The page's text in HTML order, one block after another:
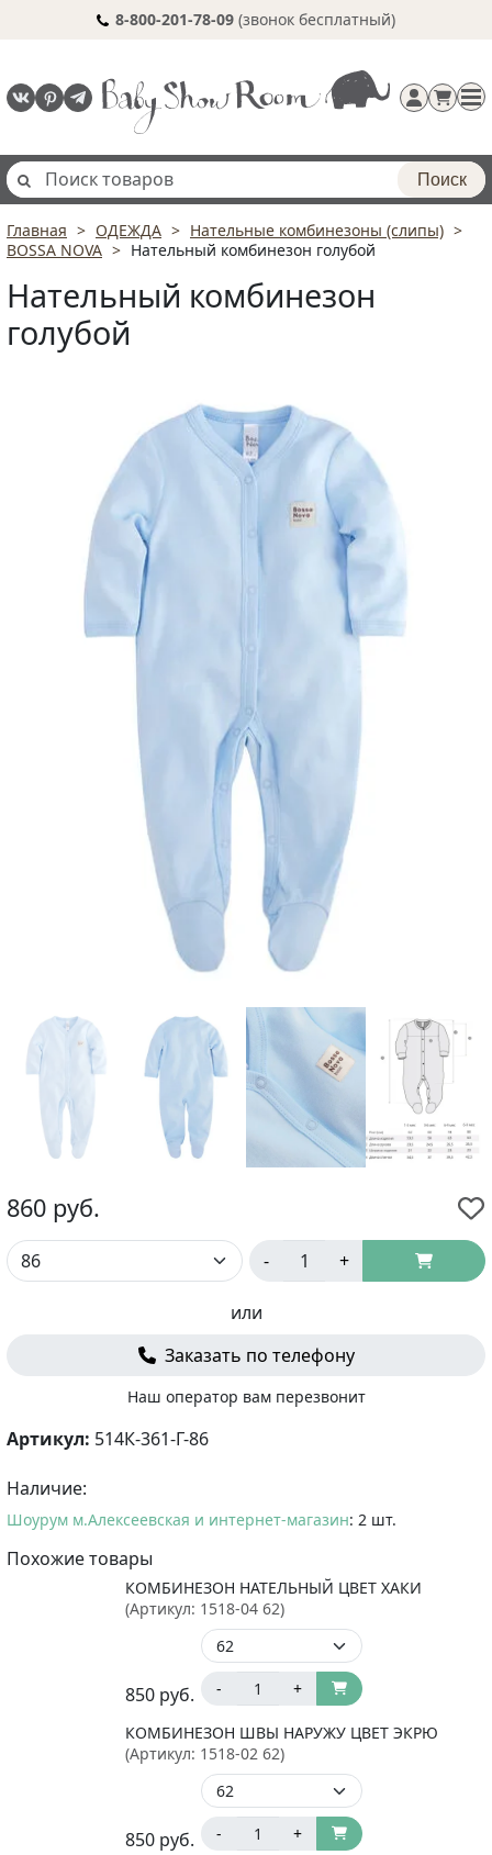
8-800-201-78-09 (звонок бесплатный)
Регистрация
Поиск
Главная ОДЕЖДА
Нательные комбинезоны (слипы)
BOSSA NOVA
Нательный комбинезон голубой
Нательный комбинезон
голубой
860 руб.
- +
или
Заказать по телефону
Наш оператор вам перезвонит
Артикул: 514К-361-Г-86
Наличие:
Шоурум м.Алексеевская и интернет-магазин: 2 шт.
Похожие товары
КОМБИНЕЗОН НАТЕЛЬНЫЙ ЦВЕТ ХАКИ
(Артикул: 1518-04 62)
850 руб. - +
КОМБИНЕЗОН ШВЫ НАРУЖУ ЦВЕТ ЭКРЮ
(Артикул: 1518-02 62)
850 руб. - +